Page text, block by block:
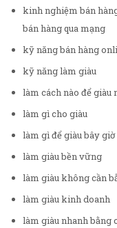
kinh nghiệm bán
bán hàng qua mạng
kỹ năng bán hàng
kỹ năng làm giàu
làm cách nào để giàu
làm gì cho giàu
làm gì để giàu bây giờ
làm giàu bền vững
làm giàu không cần
làm giàu kinh doanh
làm giàu nhanh bằng